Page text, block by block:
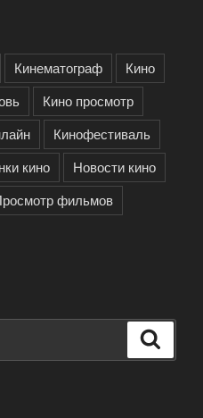
Кинематограф
Кино
Кино просмотр
Кинофестиваль
кино
Новости кино
фильмов